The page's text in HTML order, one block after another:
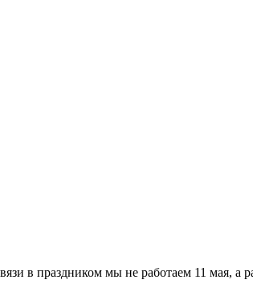
в праздником мы не работаем 11 мая, а